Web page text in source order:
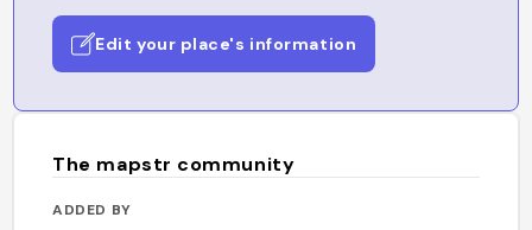
Edit your place's information
The mapstr community
ADDED BY